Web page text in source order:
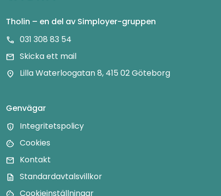
Tholin – en del av Simployer-gruppen
call 031 308 83 54
mail Skicka ett mail
location_on Lilla Waterloogatan 8, 415 02 Göteborg
Genvägar
privacy_tip Integritetspolicy
cookie Cookies
mail Kontakt
description Standardavtalsvillkor
Cookieinställningar